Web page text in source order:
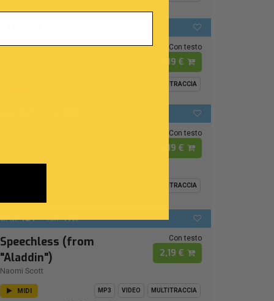
L'ultima canzone Con testo
2,19 €
MULTITRACCIA
Naomi Rivieccio
Con testo
2,19 €
MULTITRACCIA
From Disney Movie "Aladdin (2019)"
BPM:124 Ton.:FA# -
Speechless (from
"Aladdin")
Naomi Scott
Con testo
2,19 €
MIDI MP3 VIDEO MULTITRACCIA